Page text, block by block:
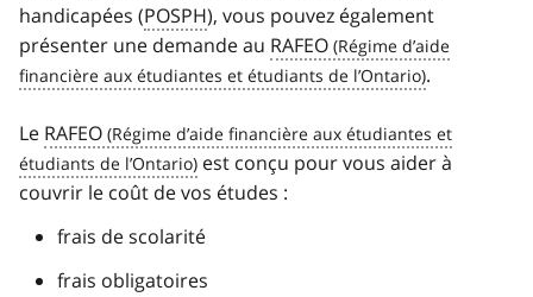
handicapées (POSPH), vous pouvez également
présenter une demande au RAFEO
.
Le RAFEO
est conçu pour vous aider à
couvrir le coût de vos études :
frais de scolarité
frais obligatoires